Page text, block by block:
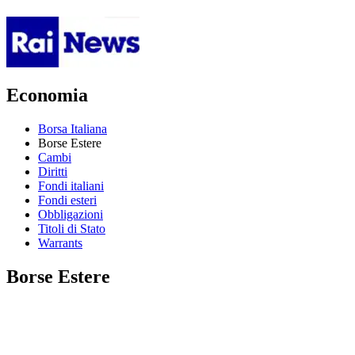
Economia
Borsa Italiana
Borse Estere
Cambi
Diritti
Fondi italiani
Fondi esteri
Obbligazioni
Titoli di Stato
Warrants
Borse Estere